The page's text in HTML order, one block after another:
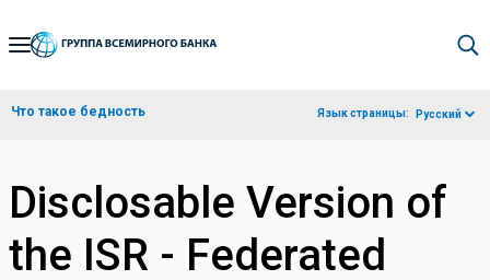
Skip
Navigation
Что такое бедность Язык страницы: Русский
Disclosable Version of
the ISR - Federated